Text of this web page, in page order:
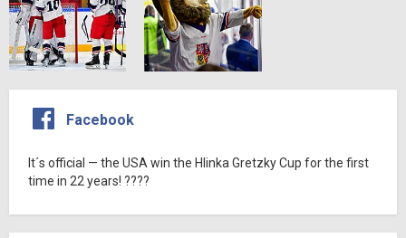
Facebook
It´s official — the USA win the Hlinka Gretzky Cup for the first
time in 22 years! ????